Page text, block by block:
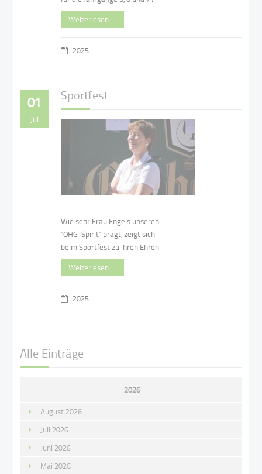
Weiterlesen …
2025
01
Jul
Sportfest
Wie sehr Frau Engels unseren
"OHG-Spirit" prägt, zeigt sich
beim Sportfest zu ihren Ehren!
Weiterlesen …
2025
Alle Einträge
2026
August 2026
Juli 2026
Juni 2026
Mai 2026